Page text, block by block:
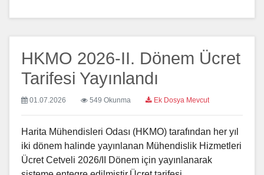
HKMO 2026-II. Dönem Ücret
Tarifesi Yayınlandı
01.07.2026 549 Okunma Ek Dosya Mevcut
Harita Mühendisleri Odası (HKMO) tarafından her yıl
iki dönem halinde yayınlanan Mühendislik Hizmetleri
Ücret Cetveli 2026/II Dönem için yayınlanarak